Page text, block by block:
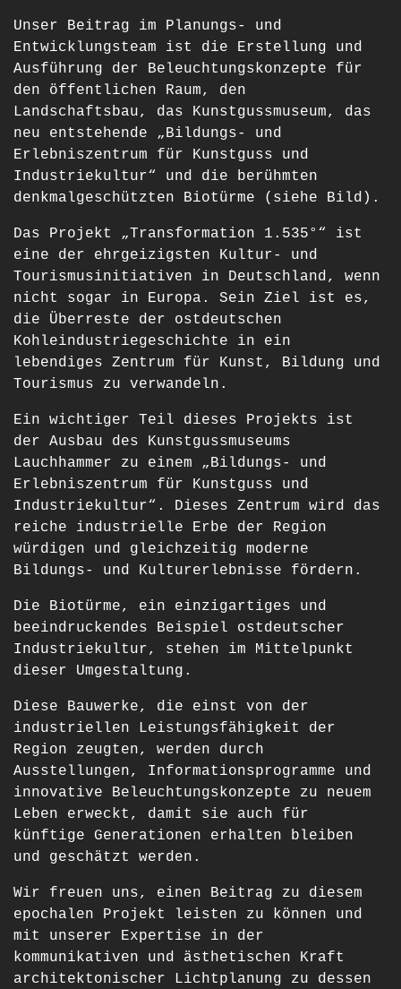
Unser Beitrag im Planungs- und
Entwicklungsteam ist die Erstellung und
Ausführung der Beleuchtungskonzepte für
den öffentlichen Raum, den
Landschaftsbau, das Kunstgussmuseum, das
neu entstehende „Bildungs- und
Erlebniszentrum für Kunstguss und
Industriekultur“ und die berühmten
denkmalgeschützten Biotürme (siehe Bild).
Das Projekt „Transformation 1.535°“ ist
eine der ehrgeizigsten Kultur- und
Tourismusinitiativen in Deutschland, wenn
nicht sogar in Europa. Sein Ziel ist es,
die Überreste der ostdeutschen
Kohleindustriegeschichte in ein
lebendiges Zentrum für Kunst, Bildung und
Tourismus zu verwandeln.
Ein wichtiger Teil dieses Projekts ist
der Ausbau des Kunstgussmuseums
Lauchhammer zu einem „Bildungs- und
Erlebniszentrum für Kunstguss und
Industriekultur“. Dieses Zentrum wird das
reiche industrielle Erbe der Region
würdigen und gleichzeitig moderne
Bildungs- und Kulturerlebnisse fördern.
Die Biotürme, ein einzigartiges und
beeindruckendes Beispiel ostdeutscher
Industriekultur, stehen im Mittelpunkt
dieser Umgestaltung.
Diese Bauwerke, die einst von der
industriellen Leistungsfähigkeit der
Region zeugten, werden durch
Ausstellungen, Informationsprogramme und
innovative Beleuchtungskonzepte zu neuem
Leben erweckt, damit sie auch für
künftige Generationen erhalten bleiben
und geschätzt werden.
Wir freuen uns, einen Beitrag zu diesem
epochalen Projekt leisten zu können und
mit unserer Expertise in der
kommunikativen und ästhetischen Kraft
architektonischer Lichtplanung zu dessen